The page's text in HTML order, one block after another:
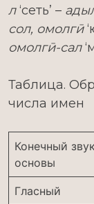
л‘сеть’ –
сол, омолгӣ
омолгӣ-сал
Таблица.
числа имен
Конечный звук
основы
Гласный